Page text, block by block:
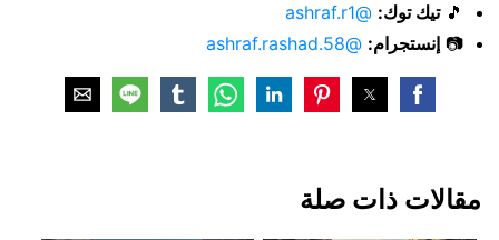
🎵تيك توك: @ashraf.r1
📷 إنستجرام: @ashraf.rashad.58
مقالات ذات صلة